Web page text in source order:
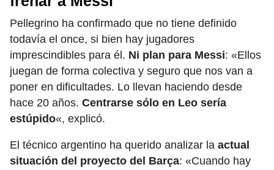
Pellegrino ha confirmado que no tiene definido
todavía el once, si bien hay jugadores
imprescindibles para él. Ni plan para Messi: «Ellos
juegan de forma colectiva y seguro que nos van a
poner en dificultades. Lo llevan haciendo desde
hace 20 años. Centrarse sólo en Leo sería
estúpido«, explicó.
El técnico argentino ha querido analizar la actual
situación del proyecto del Barça: «Cuando hay